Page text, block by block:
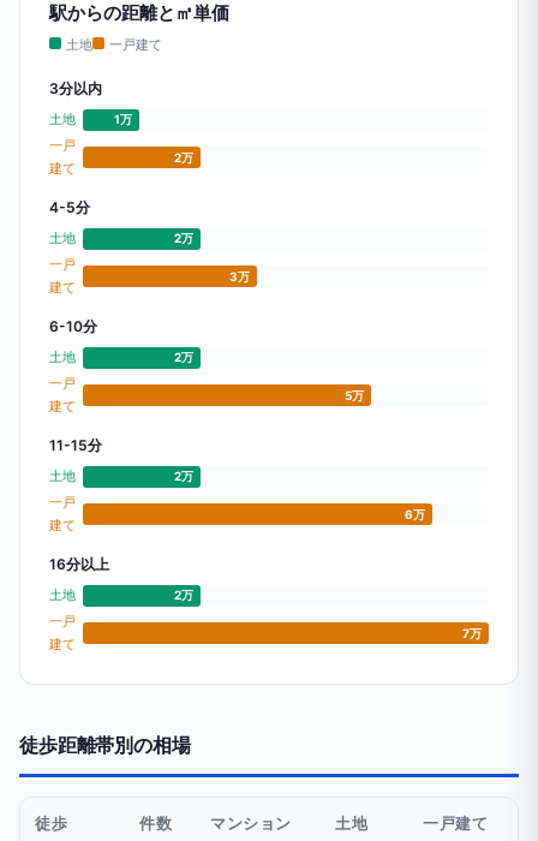
駅からの距離と㎡単価
土地 一戸建て
3分以内
土地 1万
一戸
建て
2万
4-5分
土地 2万
一戸
建て
3万
6-10分
土地 2万
一戸
建て
5万
11-15分
土地 2万
一戸
建て
6万
16分以上
土地 2万
一戸
建て
7万
徒歩距離帯別の相場
徒歩 件数 マンション 土地 一戸建て